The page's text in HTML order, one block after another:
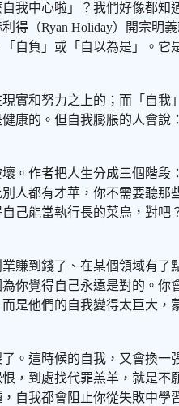
我中心啦」？我們好像都
（Ryan Holiday）開宗
自負」或「自以為是」。
實和努力之上的；而「自
康的。但自我膨脹的人會
。作者把人生分成三個階
人都有才華，你不需要聽
己能當執行長的菜鳥，對
賺到錢了、在某個領域有
你覺得自己永遠是對的。
是他們的自我變得太巨大
。這時候的自我，又會換
，到處找代罪羔羊，就是
自我都會阻止你從失敗中